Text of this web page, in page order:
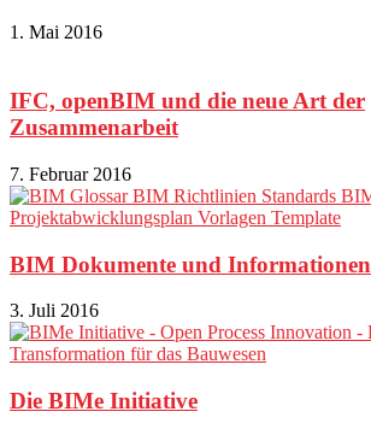
1. Mai 2016
IFC, openBIM und die neue Art der
Zusammenarbeit
7. Februar 2016
BIM Dokumente und Informationen
3. Juli 2016
Die BIMe Initiative